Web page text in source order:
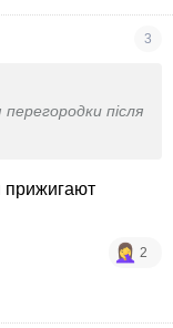
3
після
прижигают
2